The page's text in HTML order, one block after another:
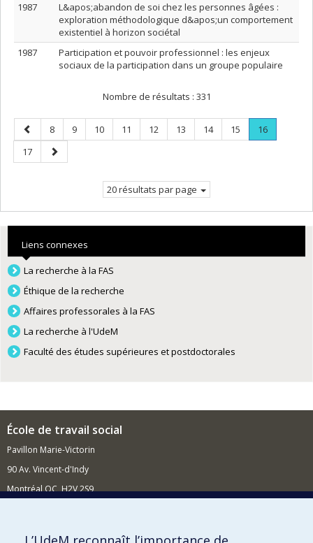
1987
L&apos;abandon de soi chez les personnes âgées :
exploration méthodologique d&apos;un comportement
existentiel à horizon sociétal
1987
Participation et pouvoir professionnel : les enjeux
sociaux de la participation dans un groupe populaire
Nombre de résultats : 331
Page
précédente
Page
8 Page
9 Page
10 Page
11 Page
12 Page
13 Page
14 Page
15 Page
16.
Page
Page
17
Page
suivante
20 résultats par page
Liens connexes
La recherche à la FAS
Éthique de la recherche
Affaires professorales à la FAS
La recherche à l'UdeM
Faculté des études supérieures et postdoctorales
École de travail social
Pavillon Marie-Victorin
90 Av. Vincent-d'Indy
Montréal QC H2V 2S9
Comment soutenir l'École?